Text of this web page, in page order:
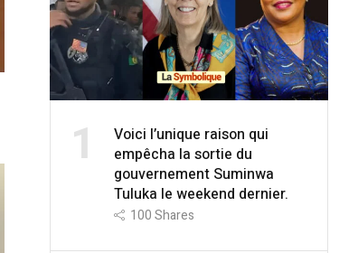
1
Voici l’unique raison qui
empêcha la sortie du
gouvernement Suminwa
Tuluka le weekend dernier.
100Shares